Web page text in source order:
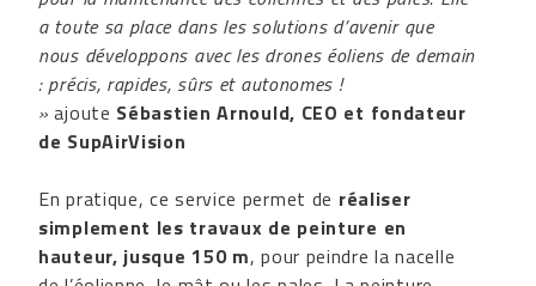
a toute sa place dans les solutions d’avenir que
nous développons avec les drones éoliens de demain
: précis, rapides, sûrs et autonomes !
»ajoute Sébastien Arnould, CEO et fondateur
de SupAirVision
En pratique, ce service permet de réaliser
simplement les travaux de peinture en
hauteur, jusque 150 m, pour peindre la nacelle